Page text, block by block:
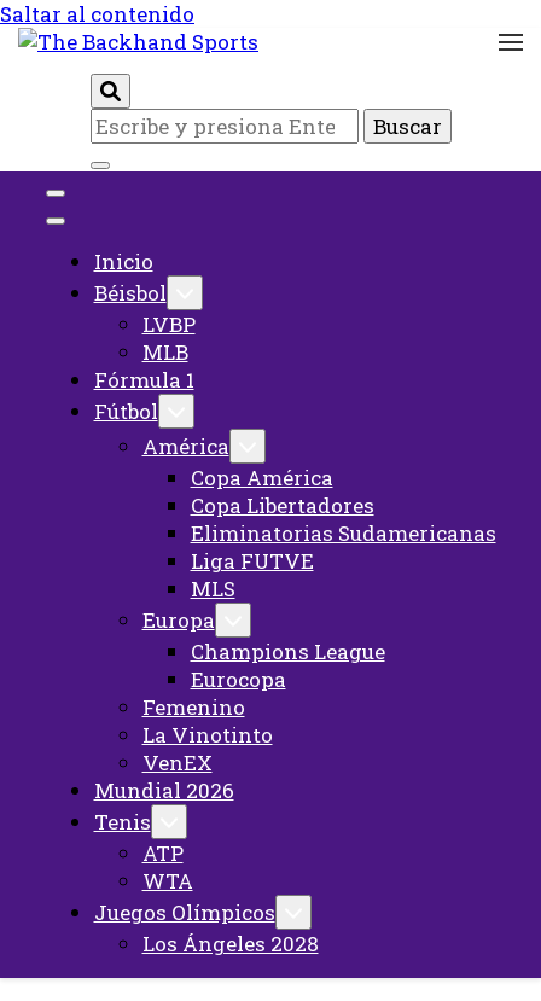
Saltar al contenido
The Backhand
Sports
¿Buscas
algo?
Inicio
Béisbol
LVBP
MLB
Fórmula 1
Fútbol
América
Copa América
Copa Libertadores
Eliminatorias Sudamericanas
Liga FUTVE
MLS
Europa
Champions League
Eurocopa
Femenino
La Vinotinto
VenEX
Mundial 2026
Tenis
ATP
WTA
Juegos Olímpicos
Los Ángeles 2028